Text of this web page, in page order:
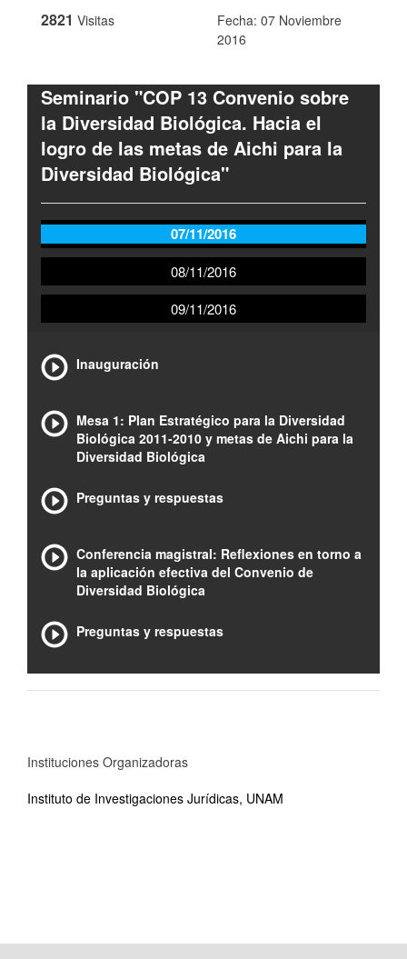
2821 Visitas
Fecha: 07 Noviembre
2016
Seminario "COP 13 Convenio sobre
la Diversidad Biológica. Hacia el
logro de las metas de Aichi para la
Diversidad Biológica"
07/11/2016
08/11/2016
09/11/2016
Inauguración
Mesa 1: Plan Estratégico para la Diversidad
Biológica 2011-2010 y metas de Aichi para la
Diversidad Biológica
Preguntas y respuestas
Conferencia magistral: Reflexiones en torno a
la aplicación efectiva del Convenio de
Diversidad Biológica
Preguntas y respuestas
Instituciones Organizadoras
Instituto de Investigaciones Jurídicas, UNAM